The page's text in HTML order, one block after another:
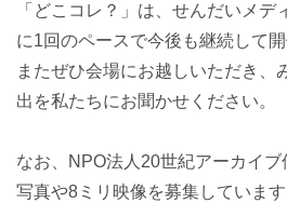
「どこコレ？」は、せんだいメ
に1回のペースで今後も継続して
またぜひ会場にお越しいただき、
出を私たちにお聞かせください。
なお、NPO法人20世紀アーカイ
写真や8ミリ映像を募集しています